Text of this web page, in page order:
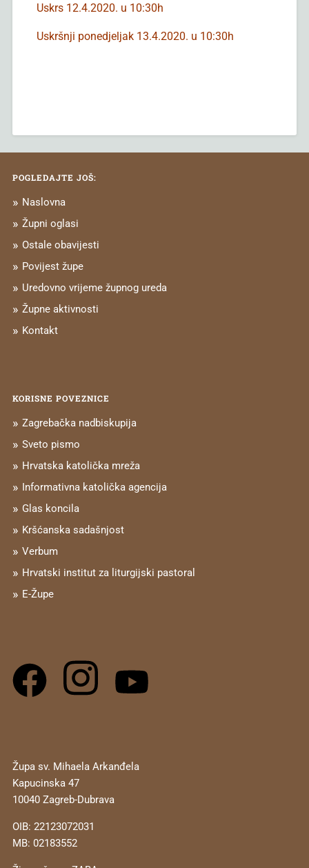
Uskrs 12.4.2020. u 10:30h
Uskršnji ponedjeljak 13.4.2020. u 10:30h
POGLEDAJTE JOŠ:
Naslovna
Župni oglasi
Ostale obavijesti
Povijest župe
Uredovno vrijeme župnog ureda
Župne aktivnosti
Kontakt
KORISNE POVEZNICE
Zagrebačka nadbiskupija
Sveto pismo
Hrvatska katolička mreža
Informativna katolička agencija
Glas koncila
Kršćanska sadašnjost
Verbum
Hrvatski institut za liturgijski pastoral
E-Župe
Župa sv. Mihaela Arkanđela
Kapucinska 47
10040 Zagreb-Dubrava
OIB: 22123072031
MB: 02183552